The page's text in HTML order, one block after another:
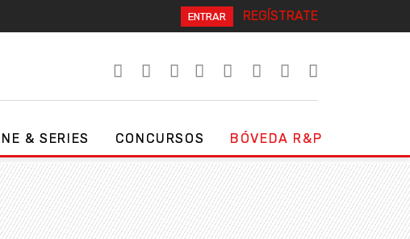
ENTRAR REGÍSTRATE
& SERIES CONCURSOS BÓVEDA R&P